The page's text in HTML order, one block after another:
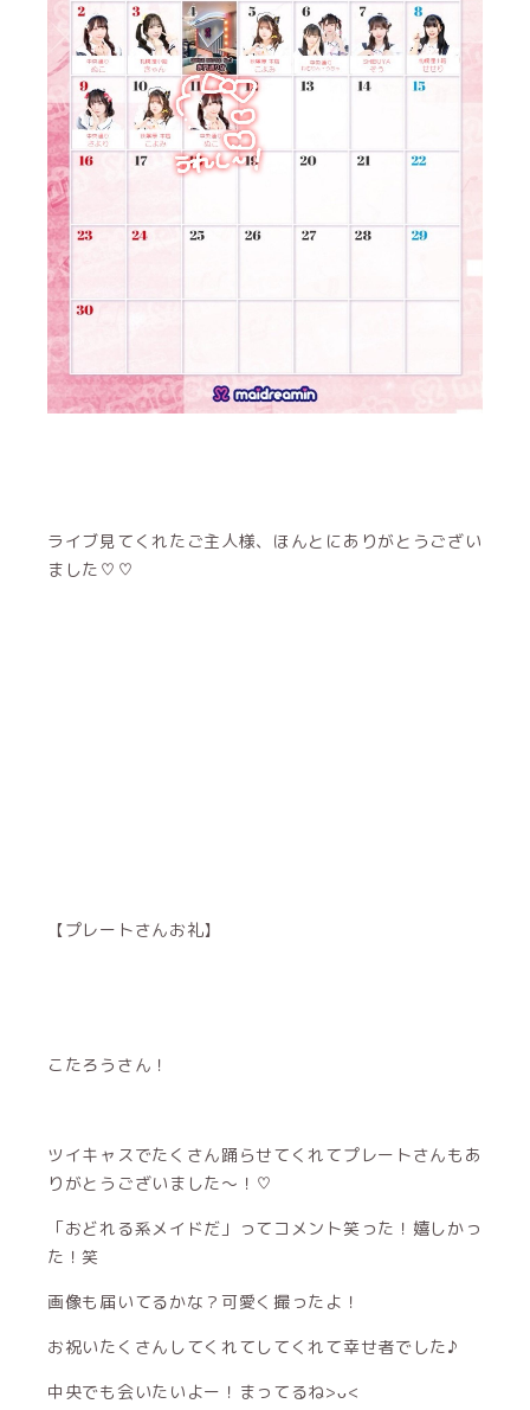
ライブ見てくれたご主人様、ほんとにありがとうござい
ました♡♡
【プレートさんお礼】
こたろうさん！
ツイキャスでたくさん踊らせてくれてプレートさんもあ
りがとうございました〜！♡
「おどれる系メイドだ」ってコメント笑った！嬉しかっ
た！笑
画像も届いてるかな？可愛く撮ったよ！
お祝いたくさんしてくれてしてくれて幸せ者でした♪
中央でも会いたいよー！まってるね>ᴗ<